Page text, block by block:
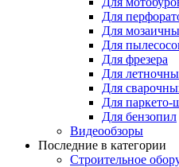
Для
Для
Для
Для фрезера
Для
Для
Для паркето-
Для бензопил
Видеообзоры
Последние в категории
Cтроительное